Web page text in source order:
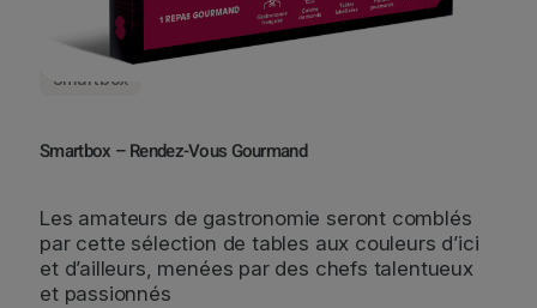
Smartbox
Smartbox – Rendez-Vous Gourmand
Les amateurs de gastronomie seront comblés
par cette sélection de tables aux couleurs d’ici
et d’ailleurs, menées par des chefs talentueux
et passionnés